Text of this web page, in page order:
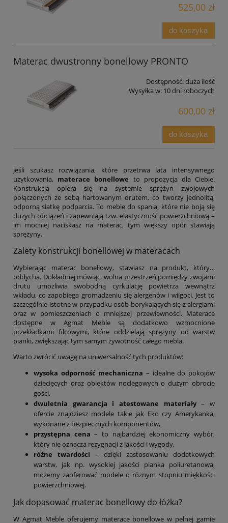
525,00 zł
do koszyka
Materac dwustronny bonellowy PRONTO
Dostępność:duża ilość
Wysyłka w: 10 dni roboczych
600,00 zł
do koszyka
Jeśli szukasz rozwiązania, które przetrwa lata intensywnego
użytkowania, materace bonellowe to propozycja dla Ciebie.
Konstrukcja opiera się na systemie sprężyn zwojowych
połączonych ze sobą hartowanym drutem, co tworzy jednolitą,
odporną siatkę podparcia. To meble do spania, które nie boją się
dużych obciążeń i zapewniają tzw. elastyczność powierzchniową –
im mocniej naciskasz na materac, tym większy opór stawiają
sprężyny.
Zalety konstrukcji bonellowej w materacach
Wybierając materac bonellowy, stawiasz na produkt, który…
oddycha. Dokładniej mówiąc, wolna przestrzeń pomiędzy zwojami
drutu umożliwia swobodną cyrkulację powietrza wewnątrz
wkładu, co zapobiega gromadzeniu się alergenów i wilgoci. Jest to
szczególnie istotne w przypadku osób borykających się z alergiami
oraz w pomieszczeniach o mniejszej przewiewności. Materace
dostępne w Agmat Meble są dodatkowo wzmocnione
przekładkami filcowymi, które oddzielają sprężyny od warstw
pianki, zwiększając tym samym żywotność całego mebla.
Warto zwrócić uwagę na uniwersalność tych produktów:
wysoka odporność mechaniczna – idealne do pokojów
dziecięcych oraz obiektów noclegowych o dużym obrocie
gości,
dwuletnia gwarancja i atestowane materiały– w
ofercie znajdziesz modele takie jak Eko czy Amerykanka,
wykonane z bezpiecznych komponentów,
przystępna cena – to najbardziej ekonomiczny wybór,
który nie oznacza rezygnacji z jakości i wygody,
różne twardości – dzięki zastosowaniu dodatkowych
warstw, jak np. wysokiej jakości pianka poliuretanowa,
możemy zaoferować modele o różnym stopniu miękkości
powierzchniowej.
Jak dopasować materac bonellowy do łóżka?
W Agmat Meble oferujemy materace bonellowe w pełnej gamie